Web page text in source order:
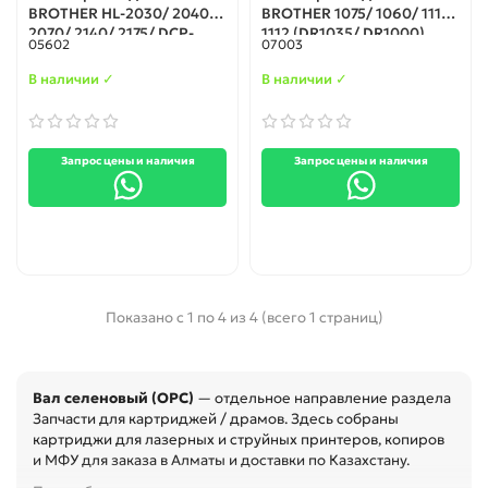
BROTHER HL-2030/ 2040/
2070/ 2140/ 2175/ DCP-
7045NR/ 7030R/ 7032R/
MFC-7440NR/ 7840WR/
650)
05602
В наличии ✓
Запрос цены и наличия
BROTHER 1075/ 1060/ 1110/
1112 (DR1035/ DR1000)
07003
В наличии ✓
Запрос цены и наличия
Показано с 1 по 4 из 4 (всего 1 страниц)
Вал селеновый (OPC) — отдельное направление раздела
Запчасти для картриджей / драмов. Здесь собраны
картриджи для лазерных и струйных принтеров, копиров
и МФУ для заказа в Алматы и доставки по Казахстану.